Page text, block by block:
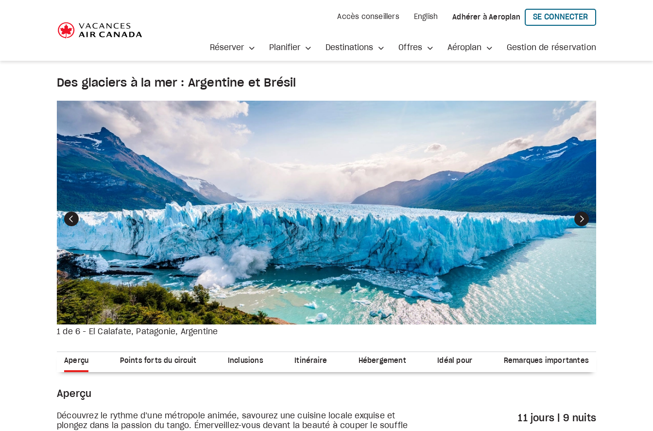
Accès conseillers English Adhérer à Aeroplan
SE CONNECTER
À AEROPLAN
Réserver Planifier Destinations Offres Aéroplan Gestion de réservation
Des glaciers à la mer : Argentine et Brésil
1 de 6 - El Calafate, Patagonie, Argentine
Précédent Suivant
Aperçu Points forts du circuit Inclusions Itinéraire Hébergement Idéal pour Remarques importantes
Aperçu
Découvrez le rythme d’une métropole animée, savourez une cuisine locale exquise et
plongez dans la passion du tango. Émerveillez-vous devant la beauté à couper le souffle
11 jours | 9 nuits